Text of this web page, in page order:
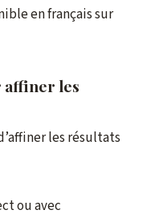
en français sur
affiner les
les résultats
ou avec